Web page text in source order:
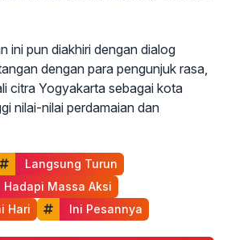
ini pun diakhiri dengan dialog
dengan para pengunjuk rasa,
citra Yogyakarta sebagai kota
nilai-nilai perdamaian dan
Langsung Turun
Hadapi Massa Aksi
Hari
Ini Pesannya